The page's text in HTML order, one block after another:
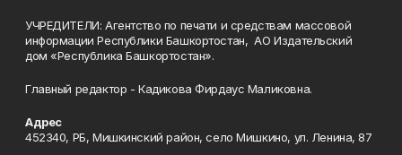
УЧРЕДИТЕЛИ: Агентство по печати и средствам массовой
информации Республики Башкортостан, АО Издательский
дом «Республика Башкортостан».
Главный редактор - Кадикова Фирдаус Маликовна.
Адрес
452340, РБ, Мишкинский район, село Мишкино, ул. Ленина, 87